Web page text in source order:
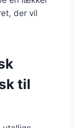
der vil
til